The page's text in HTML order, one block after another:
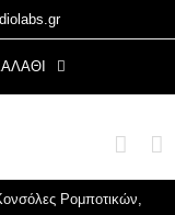
Ρομποτικών